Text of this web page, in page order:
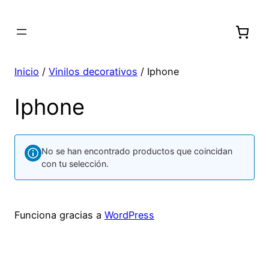
Inicio / Vinilos decorativos / Iphone
Iphone
No se han encontrado productos que coincidan
con tu selección.
Funciona gracias a WordPress